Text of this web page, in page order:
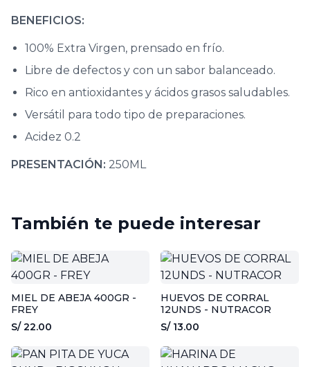
BENEFICIOS:
100% Extra Virgen, prensado en frío.
Libre de defectos y con un sabor balanceado.
Rico en antioxidantes y ácidos grasos saludables.
Versátil para todo tipo de preparaciones.
Acidez 0.2
PRESENTACIÓN: 250ML
También te puede interesar
MIEL DE ABEJA 400GR -
FREY
S/ 22.00
HUEVOS DE CORRAL
12UNDS - NUTRACOR
S/ 13.00